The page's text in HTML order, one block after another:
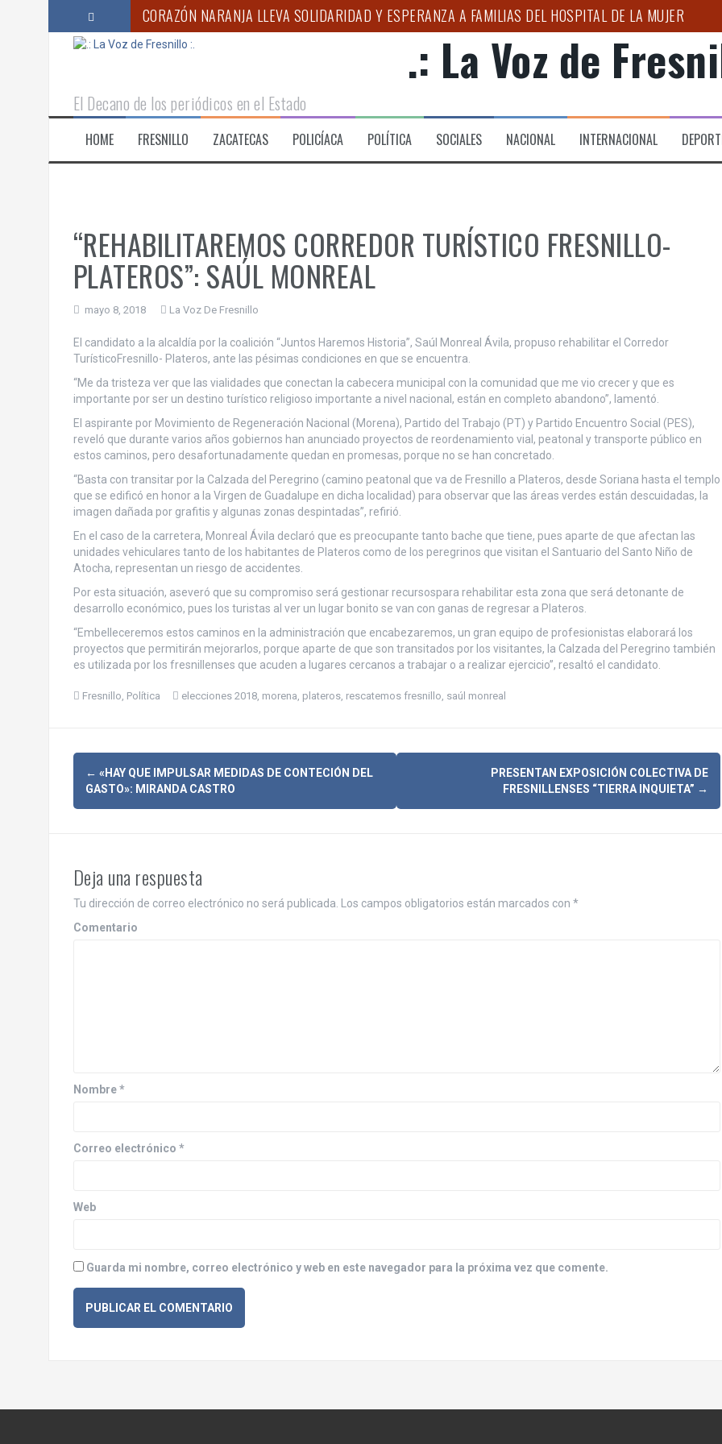
CORAZÓN NARANJA LLEVA SOLIDARIDAD Y ESPERANZA A FAMILIAS DEL HOSPITAL DE LA MUJER
ANUNCIA GOBERNADOR MONREAL CAMPAÑA ESTATAL PARA COMBATIR LA EXTORSIÓN EN EL CAMPO
CONTINÚAN PREPARATIVOS PARA LA FERIA DE FRESNILLO 2026
“OPERACIÓN RASTRILLO DEBILITA ESTRUCTURAS CRIMINALES”: ARTURO MEDINA
VERO DÍAZ DESTACA AVANCES EN EDUCACIÓN Y BIENESTAR CON LA CUARTA TRANSFORMACIÓN
.: La Voz de
El Decano de los periódicos en el Estado
HOME FRESNILLO ZACATECAS POLICÍACA POLÍTICA SOCIALES NACIONAL INTERNACIONAL
“REHABILITAREMOS CORREDOR TURÍSTICO FRESNILLO-
PLATEROS”: SAÚL MONREAL
mayo 8, 2018 La Voz De Fresnillo
El candidato a la alcaldía por la coalición “Juntos Haremos Historia”, Saúl Monreal Ávila, propuso rehabilitar el Corredor
TurísticoFresnillo- Plateros, ante las pésimas condiciones en que se encuentra.
“Me da tristeza ver que las vialidades que conectan la cabecera municipal con la comunidad que me vio crecer y que es
importante por ser un destino turístico religioso importante a nivel nacional, están en completo abandono”, lamentó.
El aspirante por Movimiento de Regeneración Nacional (Morena), Partido del Trabajo (PT) y Partido Encuentro Social (PES),
reveló que durante varios años gobiernos han anunciado proyectos de reordenamiento vial, peatonal y transporte público en
estos caminos, pero desafortunadamente quedan en promesas, porque no se han concretado.
“Basta con transitar por la Calzada del Peregrino (camino peatonal que va de Fresnillo a Plateros, desde Soriana hasta el templo
que se edificó en honor a la Virgen de Guadalupe en dicha localidad) para observar que las áreas verdes están descuidadas, la
imagen dañada por grafitis y algunas zonas despintadas”, refirió.
En el caso de la carretera, Monreal Ávila declaró que es preocupante tanto bache que tiene, pues aparte de que afectan las
unidades vehiculares tanto de los habitantes de Plateros como de los peregrinos que visitan el Santuario del Santo Niño de
Atocha, representan un riesgo de accidentes.
Por esta situación, aseveró que su compromiso será gestionar recursospara rehabilitar esta zona que será detonante de
desarrollo económico, pues los turistas al ver un lugar bonito se van con ganas de regresar a Plateros.
“Embelleceremos estos caminos en la administración que encabezaremos, un gran equipo de profesionistas elaborará los
proyectos que permitirán mejorarlos, porque aparte de que son transitados por los visitantes, la Calzada del Peregrino también
es utilizada por los fresnillenses que acuden a lugares cercanos a trabajar o a realizar ejercicio”, resaltó el candidato.
Fresnillo, Política elecciones 2018, morena, plateros, rescatemos fresnillo, saúl monreal
N
a
e
g
a
d
e
n
t
r
a
d
← «HAY QUE IMPULSAR MEDIDAS DE CONTECIÓN DEL
GASTO»: MIRANDA CASTRO
PRESENTAN EXPOSICIÓN COLECTIVA DE
FRESNILLENSES “TIERRA INQUIETA” →
Deja una respuesta
Tu dirección de correo electrónico no será publicada. Los campos obligatorios están marcados con *
Comentario
Nombre*
Correo electrónico *
Web
Guarda mi nombre, correo electrónico y web en este navegador para la próxima vez que comente.